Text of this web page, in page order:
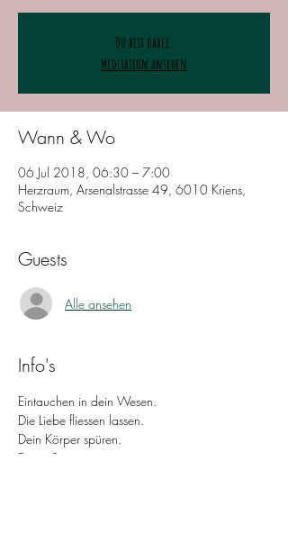
Du bist dabei.
Meditation ansehen
Wann & Wo
06 Jul 2018, 06:30 – 7:00
Herzraum, Arsenalstrasse 49, 6010 Kriens,
Schweiz
Guests
Alle ansehen
Info's
Eintauchen in dein Wesen.
Die Liebe fliessen lassen.
Dein Körper spüren.
Deine Stimme nutzen.